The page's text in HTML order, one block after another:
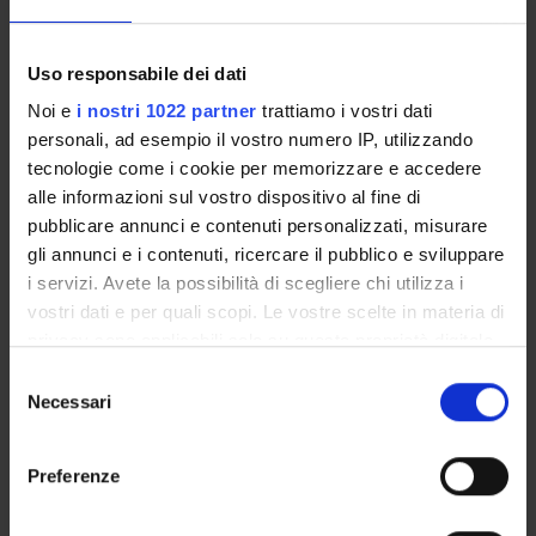
Uso responsabile dei dati
Noi e i nostri 1022 partner trattiamo i vostri dati
personali, ad esempio il vostro numero IP, utilizzando
tecnologie come i cookie per memorizzare e accedere
alle informazioni sul vostro dispositivo al fine di
pubblicare annunci e contenuti personalizzati, misurare
gli annunci e i contenuti, ricercare il pubblico e sviluppare
i servizi. Avete la possibilità di scegliere chi utilizza i
vostri dati e per quali scopi. Le vostre scelte in materia di
modificare o revocare il proprio consenso in qualsiasi
momento dalla Dichiarazione sui cookie o facendo clic
delNecessari
Preferenze
Academic Calendar
Degree Programme
Exam calendar
Notices
Governing bodies
Faculty staff
Documents
STUDYING
COURSES
PHD PROGRAMMES AND POSTGRADUATE
Contacts